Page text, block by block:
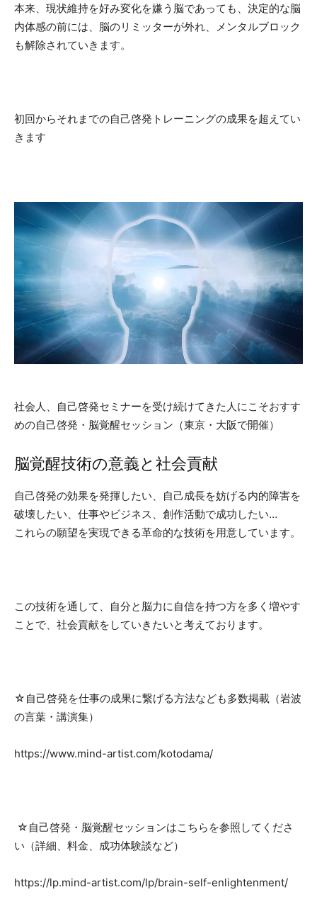
本来、現状維持を好み変化を嫌う脳であっても、決定的な脳
内体感の前には、脳のリミッターが外れ、メンタルブロック
も解除されていきます。
初回からそれまでの自己啓発トレーニングの成果を超えてい
きます
社会人、自己啓発セミナーを受け続けてきた人にこそおすす
めの自己啓発・脳覚醒セッション（東京・大阪で開催）
脳覚醒技術の意義と社会貢献
自己啓発の効果を発揮したい、自己成長を妨げる内的障害を
破壊したい、仕事やビジネス、創作活動で成功したい…
これらの願望を実現できる革命的な技術を用意しています。
この技術を通して、自分と脳力に自信を持つ方を多く増やす
ことで、社会貢献をしていきたいと考えております。
☆自己啓発を仕事の成果に繋げる方法なども多数掲載（岩波
の言葉・講演集）
https://www.mind-artist.com/kotodama/
☆ 自己啓発・脳覚醒セッションはこちらを参照してくださ
い（詳細、料金、成功体験談など）
https://lp.mind-artist.com/lp/brain-self-enlightenment/